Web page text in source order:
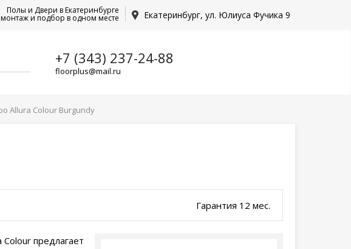
Екатеринбург, ул. Юлиуса Фучика 9
Полы и Двери в Екатеринбурге
и подбор в одном месте
+7 (343) 237-24-88
floorplus@mail.ru
Allura Colour Burgundy
Гарантия 12 мес.
предлагает